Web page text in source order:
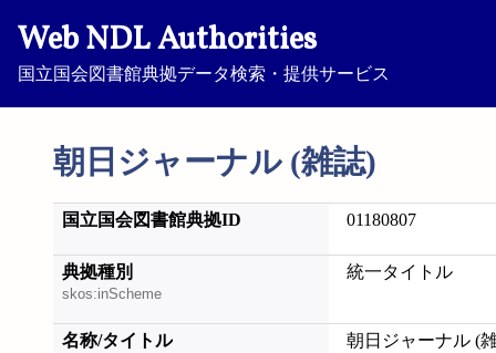
Web NDL Authorities
国立国会図書館典拠データ検索・提供サービス
朝日ジャーナル (雑誌)
国立国会図書館典拠ID 01180807
典拠種別
skos:inScheme
統一タイトル
名称/タイトル 朝日ジャーナル (